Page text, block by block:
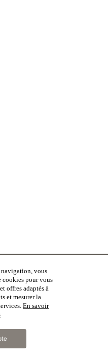
vous
pour vous
offres adaptés à
et mesurer la
En savoir